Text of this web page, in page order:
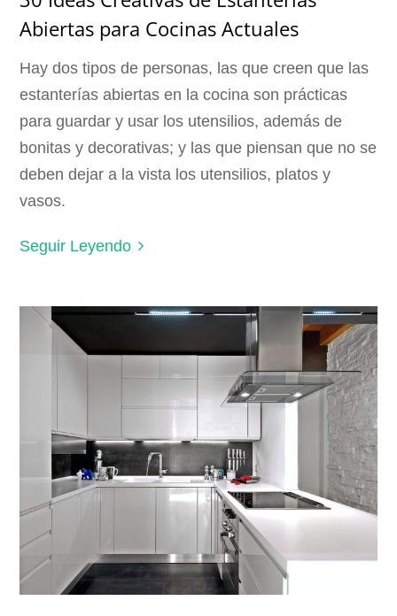
Abiertas para Cocinas Actuales
Hay dos tipos de personas, las que creen que las
estanterías abiertas en la cocina son prácticas
para guardar y usar los utensilios, además de
bonitas y decorativas; y las que piensan que no se
deben dejar a la vista los utensilios, platos y
vasos.
Seguir Leyendo